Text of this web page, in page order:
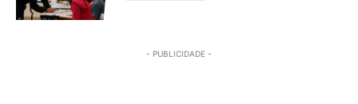
- PUBLICIDADE -